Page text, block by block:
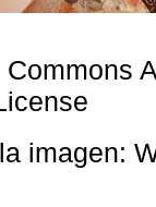
imagen: